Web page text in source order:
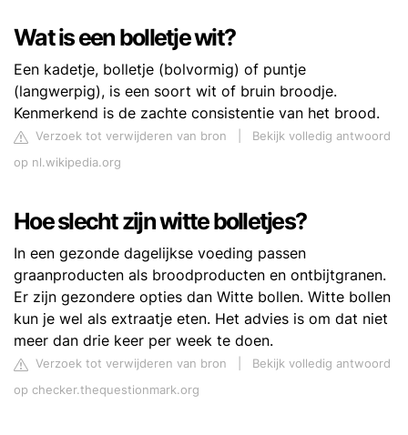
Wat is een bolletje wit?
Een kadetje, bolletje (bolvormig) of puntje
(langwerpig), is een soort wit of bruin broodje.
Kenmerkend is de zachte consistentie van het brood.
Verzoek tot verwijderen van bron
Bekijk volledig antwoord
op nl.wikipedia.org
Hoe slecht zijn witte bolletjes?
In een gezonde dagelijkse voeding passen
graanproducten als broodproducten en ontbijtgranen.
Er zijn gezondere opties dan Witte bollen. Witte bollen
kun je wel als extraatje eten. Het advies is om dat niet
meer dan drie keer per week te doen.
Verzoek tot verwijderen van bron
Bekijk volledig antwoord
op checker.thequestionmark.org